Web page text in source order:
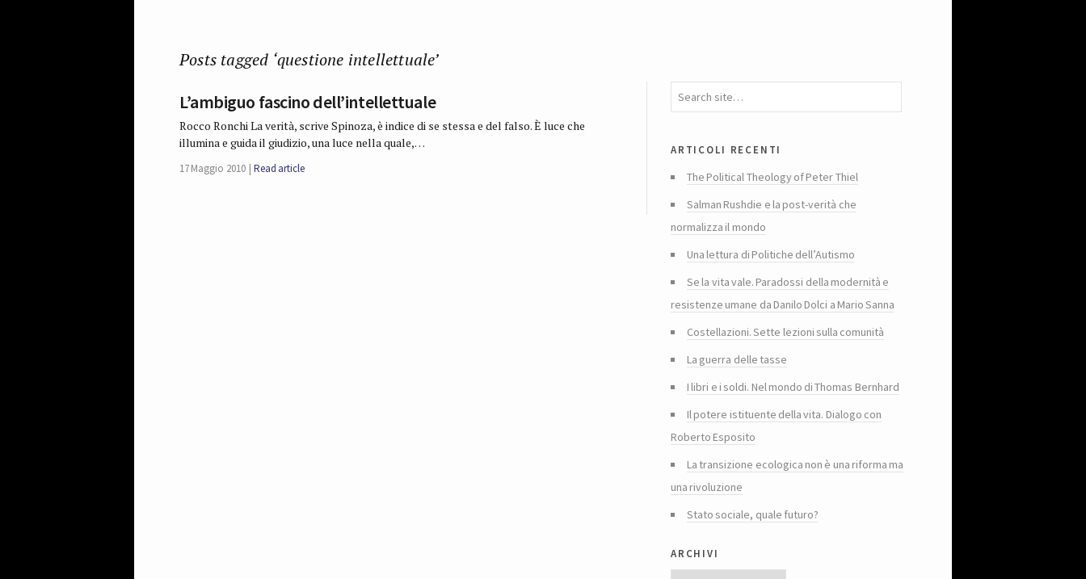
Posts tagged ‘questione intellettuale’
L’ambiguo fascino dell’intellettuale
Rocco Ronchi La verità, scrive Spinoza, è indice di se stessa e del falso. È luce che
illumina e guida il giudizio, una luce nella quale,…
17 Maggio 2010 Read article
articoli recenti
The Political Theology of Peter Thiel
Salman Rushdie e la post-verità che
normalizza il mondo
Una lettura di Politiche dell’Autismo
Se la vita vale. Paradossi della modernità e
resistenze umane da Danilo Dolci a Mario Sanna
Costellazioni. Sette lezioni sulla comunità
La guerra delle tasse
I libri e i soldi. Nel mondo di Thomas Bernhard
Il potere istituente della vita. Dialogo con
Roberto Esposito
La transizione ecologica non è una riforma ma
una rivoluzione
Stato sociale, quale futuro?
archivi